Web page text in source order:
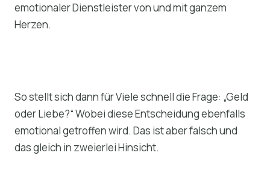
emotionaler Dienstleister von und mit ganzem
Herzen.
So stellt sich dann für Viele schnell die Frage: „Geld
oder Liebe?“ Wobei diese Entscheidung ebenfalls
emotional getroffen wird. Das ist aber falsch und
das gleich in zweierlei Hinsicht.